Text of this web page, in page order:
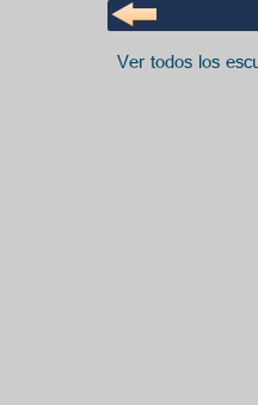
Ver todos los